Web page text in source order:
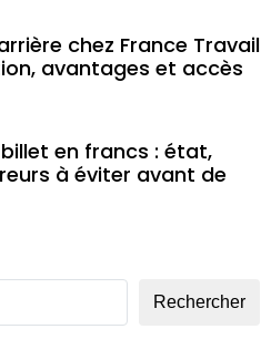
chez France Travail
avantages et accès
billet en francs : état,
à éviter avant de
Rechercher